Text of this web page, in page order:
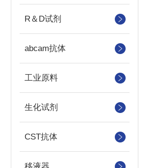
R＆D试剂
abcam抗体
工业原料
生化试剂
CST抗体